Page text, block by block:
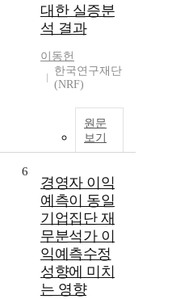
대한 실증분
석 결과
이동헌
한국연구재단
(NRF)
원문
보기
6
경영자 이익
예측이 동일
기업집단 재
무분석가 이
익예측수정
성향에 미치
는 영향